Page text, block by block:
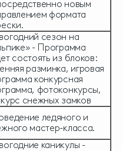
новым
формата
сезон на
- Программа
состоять из блоков:
разминка, игровая
конкурсная
фотоконкурсы,
снежных замков
ледяного и
мастер-класса.
каникулы -